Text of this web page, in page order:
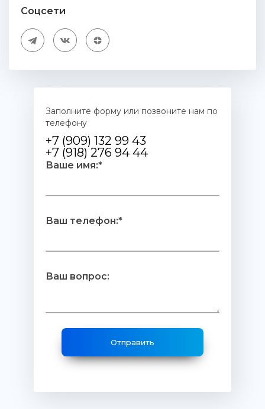
Соцсети
Заполните форму или позвоните нам по
телефону
+7 (909) 132 99 43
+7 (918) 276 94 44
Ваше имя:*
Ваш телефон:*
Ваш вопрос: